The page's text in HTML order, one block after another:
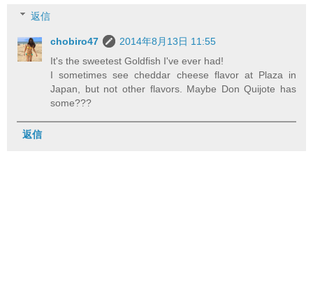
返信
chobiro47
2014年8月13日 11:55
It's the sweetest Goldfish I've ever had!
I sometimes see cheddar cheese flavor at Plaza in
Japan, but not other flavors. Maybe Don Quijote has
some???
返信